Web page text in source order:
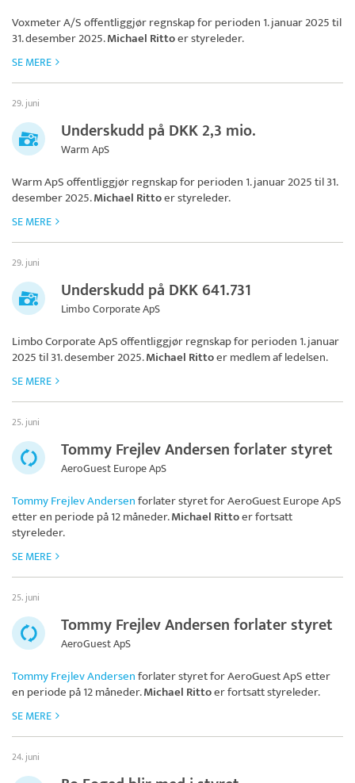
Voxmeter A/Soffentliggjør regnskap for perioden 1. januar 2025 til
31. desember 2025.Michael Rittoer styreleder.
SE MERE
29. juni
Underskudd på DKK 2,3 mio.
Warm ApS
Warm ApSoffentliggjør regnskap for perioden 1. januar 2025 til 31.
desember 2025.Michael Rittoer styreleder.
SE MERE
29. juni
Underskudd på DKK 641.731
Limbo Corporate ApS
Limbo Corporate ApSoffentliggjør regnskap for perioden 1. januar
2025 til 31. desember 2025.Michael Rittoer medlem af ledelsen.
SE MERE
25. juni
Tommy Frejlev Andersen forlater styret
AeroGuest Europe ApS
Tommy Frejlev Andersenforlater styret forAeroGuest Europe ApS
etter en periode på 12 måneder.Michael Rittoer fortsatt
styreleder.
SE MERE
25. juni
Tommy Frejlev Andersen forlater styret
AeroGuest ApS
Tommy Frejlev Andersenforlater styret forAeroGuest ApSetter
en periode på 12 måneder.Michael Rittoer fortsatt styreleder.
SE MERE
24. juni